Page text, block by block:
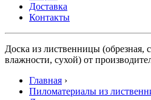
Доставка
Контакты
Доска из лиственницы (обрезная,
влажности, сухой) от
Главная ›
Пиломатериалы из